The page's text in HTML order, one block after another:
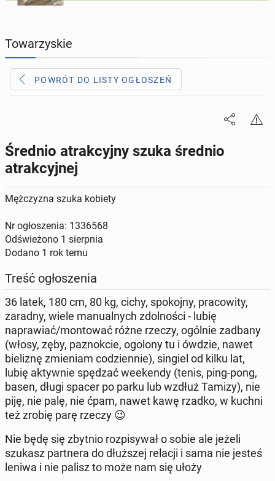
KUPIĘ & SPRZEDAM
TOWARZYSKIE
Towarzyskie
POWRÓT DO LISTY OGŁOSZEŃ
Średnio atrakcyjny szuka średnio
atrakcyjnej
Mężczyzna szuka kobiety
Nr ogłoszenia: 1336568
Odświeżono 1 sierpnia
Dodano 1 rok temu
Treść ogłoszenia
36 latek, 180 cm, 80 kg, cichy, spokojny, pracowity,
zaradny, wiele manualnych zdolności - lubię
naprawiać/montować różne rzeczy, ogólnie zadbany
(włosy, zęby, paznokcie, ogolony tu i ówdzie, nawet
bieliznę zmieniam codziennie), singiel od kilku lat,
lubię aktywnie spędzać weekendy (tenis, ping-pong,
basen, długi spacer po parku lub wzdłuż Tamizy), nie
piję, nie palę, nie ćpam, nawet kawę rzadko, w kuchni
też zrobię parę rzeczy 😉
Nie będę się zbytnio rozpisywał o sobie ale jeżeli
szukasz partnera do dłuższej relacji i sama nie jesteś
leniwa i nie palisz to może nam się ułoży